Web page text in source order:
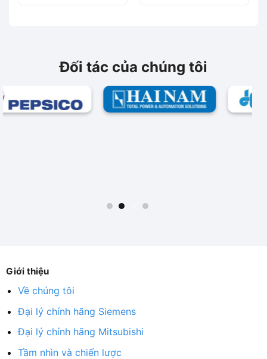
Đối tác của chúng tôi
Giới thiệu
Về chúng tôi
Đại lý chính hãng Siemens
Đại lý chính hãng Mitsubishi
Tầm nhìn và chiến lược